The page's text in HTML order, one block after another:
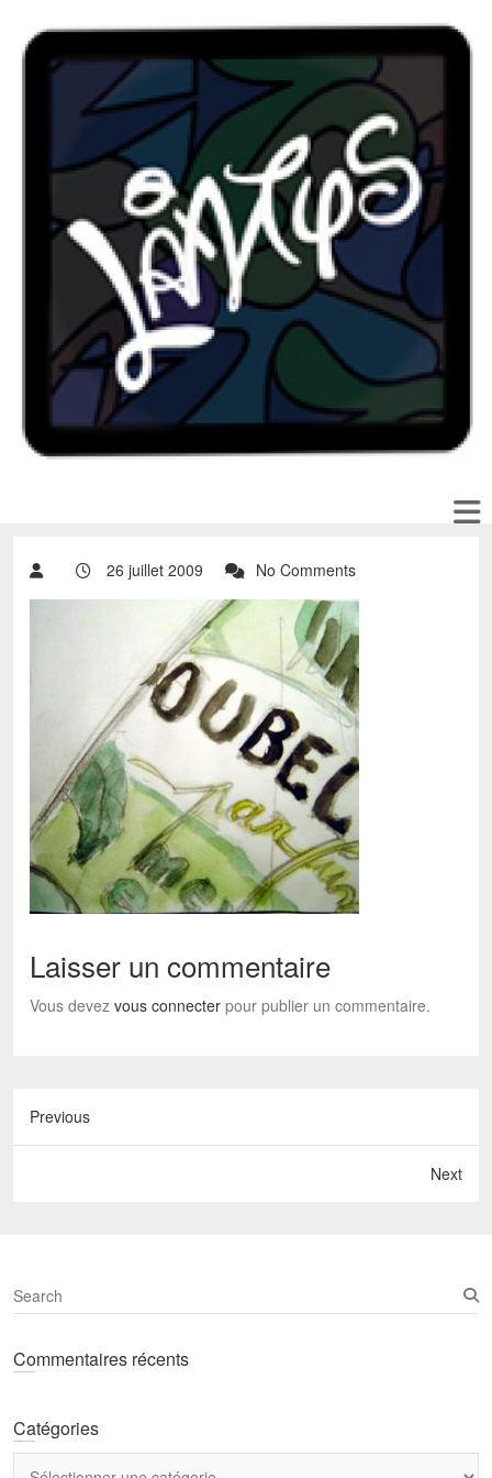
26 juillet 2009 No Comments
Laisser un commentaire
Vous devez vous connecter pour publier un commentaire.
Previous
Next
S
e
r
Commentaires récents
Catégories